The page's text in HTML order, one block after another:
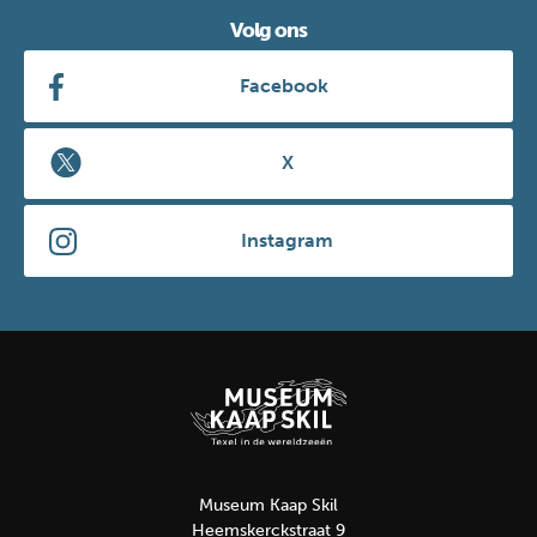
Volg ons
Facebook
X
Instagram
Museum Kaap Skil
Heemskerckstraat 9